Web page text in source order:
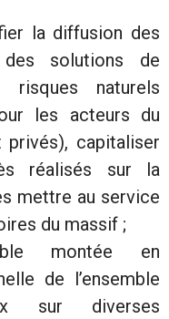
la diffusion des
solutions de
risques naturels
les acteurs du
capitaliser
réalisés sur la
mettre au service
du massif ;
montée en
de l’ensemble
sur diverses